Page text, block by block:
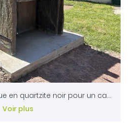
Création d'un barbecue en quartzite noir pour un camping - SECONDIGNY 79
Voir plus